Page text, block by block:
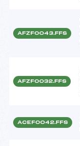
AFZF0043.FFS
AFZF0032.FFS
ACEF0042.FFS